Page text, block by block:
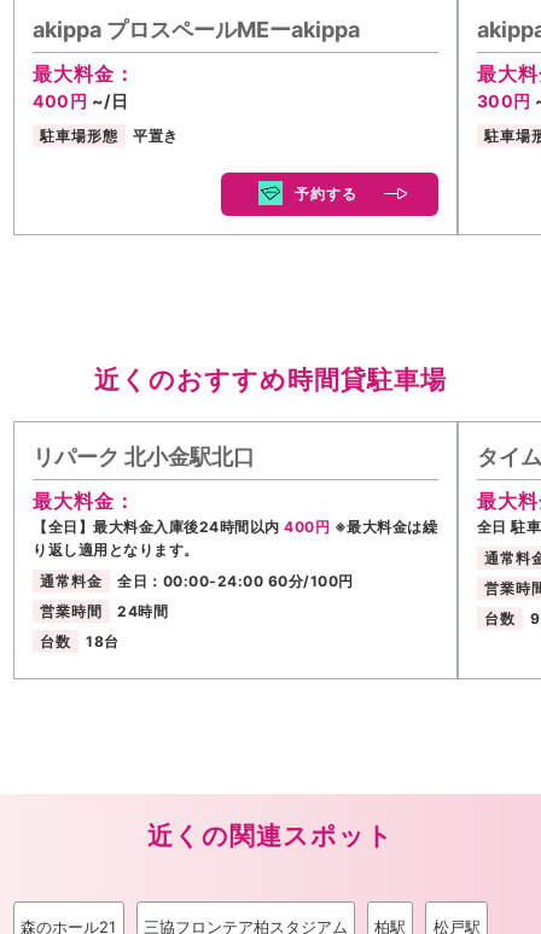
akippa プロスペールMEーakippa
最大料金：
400円 ~/日
駐車場形態 平置き
予約する
最大
300円
駐車場
近くのおすすめ時間貸駐車場
リパーク 北小金駅北口
最大料金：
【全日】最大料金入庫後24時間以内400円 ※最大料金は繰
り返し適用となります。
通常料金
全日：00:00-24:00 60分/100円
営業時間
24時間
台数
18台
タイ
最大
全日 駐
通常料
営業時
台数
近くの関連スポット
森のホール21 三協フロンテア柏スタジアム 柏駅 松戸駅